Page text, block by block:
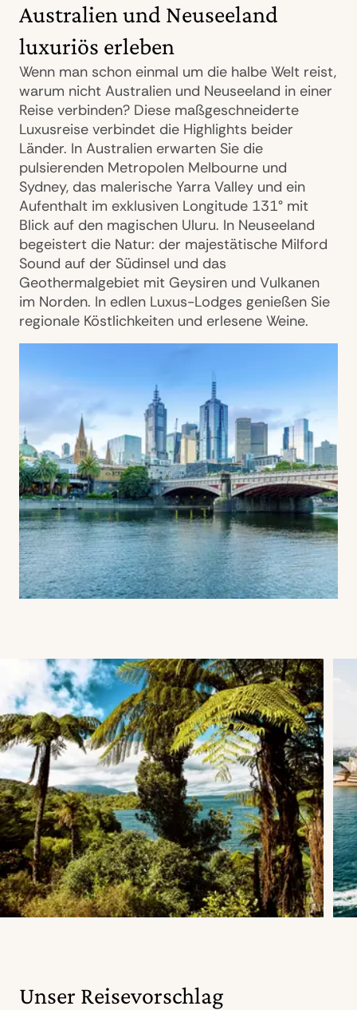
Australien und Neuseeland
luxuriös erleben
Wenn man schon einmal um die halbe Welt reist,
warum nicht Australien und Neuseeland in einer
Reise verbinden? Diese maßgeschneiderte
Luxusreise verbindet die Highlights beider
Länder. In Australien erwarten Sie die
pulsierenden Metropolen Melbourne und
Sydney, das malerische Yarra Valley und ein
Aufenthalt im exklusiven Longitude 131° mit
Blick auf den magischen Uluru. In Neuseeland
begeistert die Natur: der majestätische Milford
Sound auf der Südinsel und das
Geothermalgebiet mit Geysiren und Vulkanen
im Norden. In edlen Luxus-Lodges genießen Sie
regionale Köstlichkeiten und erlesene Weine.
Unser Reisevorschlag